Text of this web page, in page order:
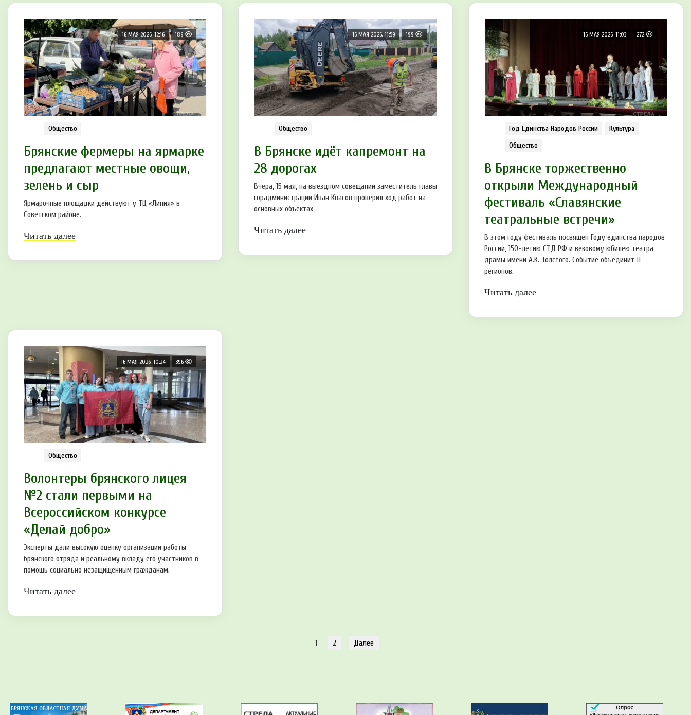
16 МАЯ 2026, 12:16 189
Общество
Брянские фермеры на ярмарке
предлагают местные овощи,
зелень и сыр
Ярмарочные площадки действуют у ТЦ «Линия» в
Советском районе.
Читать далее
16 МАЯ 2026, 11:59 199
Общество
В Брянске идёт капремонт на
28 дорогах
Вчера, 15 мая, на выездном совещании заместитель главы
горадминистрации Иван Квасов проверил ход работ на
основных объектах
Читать далее
16 МАЯ 2026, 11:03 272
Год Единства Народов России
Культура
Общество
В Брянске торжественно
открыли Международный
фестиваль «Славянские
театральные встречи»
В этом году фестиваль посвящен Году единства народов
России, 150-летию СТД РФ и вековому юбилею театра
драмы имени А.К. Толстого. Событие объединит 11
регионов.
Читать далее
16 МАЯ 2026, 10:24 396
Общество
Волонтеры брянского лицея
№2 стали первыми на
Всероссийском конкурсе
«Делай добро»
Эксперты дали высокую оценку организации работы
брянского отряда и реальному вкладу его участников в
помощь социально незащищенным гражданам.
Читать далее
1 2 Далее